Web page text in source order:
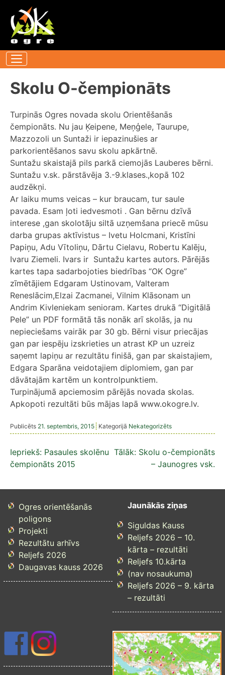
saturu
Skolu O-čempionāts
Turpinās Ogres novada skolu Orientēšanās
čempionāts. Nu jau Ķeipene, Meņģele, Taurupe,
Mazzozoli un Suntaži ir iepazinušies ar
parkorientēšanos savu skolu apkārtnē.
Suntažu skaistajā pils parkā ciemojās Lauberes bērni.
Suntažu v.sk. pārstāvēja 3.-9.klases.,kopā 102
audzēkņi.
Ar laiku mums veicas – kur braucam, tur saule
pavada. Esam ļoti iedvesmoti . Gan bērnu dzīvā
interese ,gan skolotāju siltā uzņemšana priecē mūsu
darba grupas aktīvistus – Ivetu Holcmani, Kristīni
Papiņu, Adu Vītoliņu, Dārtu Cielavu, Robertu Kalēju,
Ivaru Ziemeli. Ivars ir Suntažu kartes autors. Pārējās
kartes tapa sadarbojoties biedrības “OK Ogre”
zīmētājiem Edgaram Ustinovam, Valteram
Reneslācim,Elzai Zacmanei, Vilnim Klāsonam un
Andrim Kivleniekam senioram. Kartes drukā “Digitālā
Pele” un PDF formātā tās nonāk arī skolās, ja nu
nepieciešams vairāk par 30 gb. Bērni visur priecājas
gan par iespēju izskrieties un atrast KP un uzreiz
saņemt lapiņu ar rezultātu finišā, gan par skaistajiem,
Edgara Sparāna veidotajiem diplomiem, gan par
dāvātajām kartēm un kontrolpunktiem.
Turpinājumā apciemosim pārējās novada skolas.
Apkopoti rezultāti būs mājas lapā www.okogre.lv.
Publicēts 21. septembris, 2015 Kategorijā Nekategorizēts
Ziņu
izvēlne
Iepriekš: Pasaules skolēnu
čempionāts 2015
Tālāk: Skolu o-čempionāts
– Jaunogres vsk.
Ogres orientēšanās
poligons
Projekti
Rezultātu arhīvs
Reljefs 2026
Daugavas kauss 2026
Jaunākās ziņas
Siguldas Kauss
Reljefs 2026 – 10.
kārta – rezultāti
Reljefs 10.kārta
(nav nosaukuma)
Reljefs 2026 – 9. kārta
– rezultāti